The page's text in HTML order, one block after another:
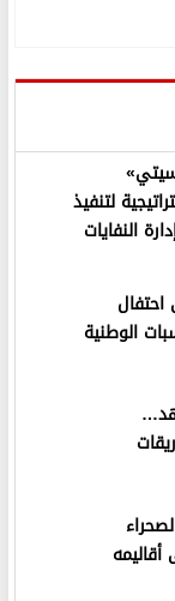
سيتي»
لتنفيذ
النفايات
الوطنية